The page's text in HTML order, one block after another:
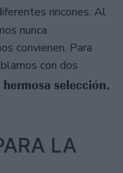
rincones. Al
nunca
convienen. Para
con dos
hermosa selección.
LA